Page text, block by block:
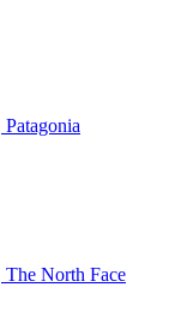
Patagonia
The North Face